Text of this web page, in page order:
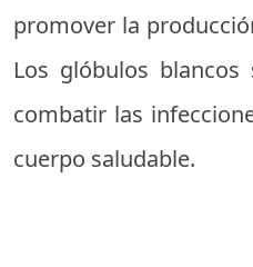
promover la
Los glóbulos
combatir las
cuerpo saludable.